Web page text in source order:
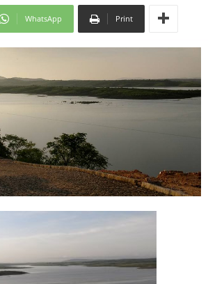
WhatsApp Print